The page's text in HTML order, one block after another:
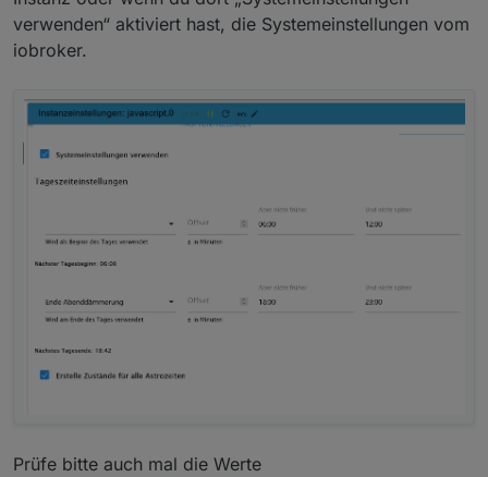
verwenden“ aktiviert hast, die Systemeinstellungen vom
iobroker.
Prüfe bitte auch mal die Werte